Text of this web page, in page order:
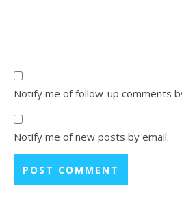
Notify me of follow-up comments
Notify me of new posts by email.